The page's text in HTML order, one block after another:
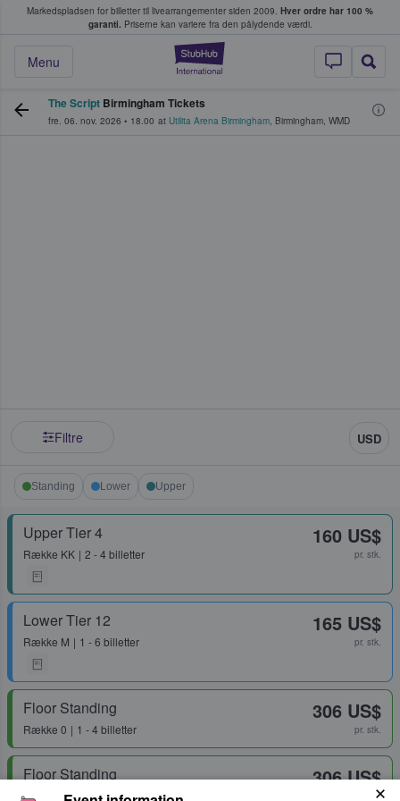
Markedspladsen for billetter til livearrangementer siden 2009. Hver ordre har 100 %
garanti. Priserne kan variere fra den pålydende værdi.
StubHub - Hvor
Menu
køber og sælger billetter
The Script Birmingham Tickets
fre. 06. nov. 2026 • 18.00 at Utilita Arena Birmingham, Birmingham, WMD
Filtre USD
Standing Lower Upper
Upper Tier 4
Række KK 2 - 4 billetter
160 US$
pr. stk.
Lower Tier 12
Række M 1 - 6 billetter
165 US$
pr. stk.
Floor Standing
Række 0 1 - 4 billetter
306 US$
pr. stk.
Floor Standing
1 billet
306 US$
pr. stk.